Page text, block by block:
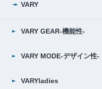
VARY
VARY GEAR-機能性-
VARY MODE-デザイン性-
VARYladies